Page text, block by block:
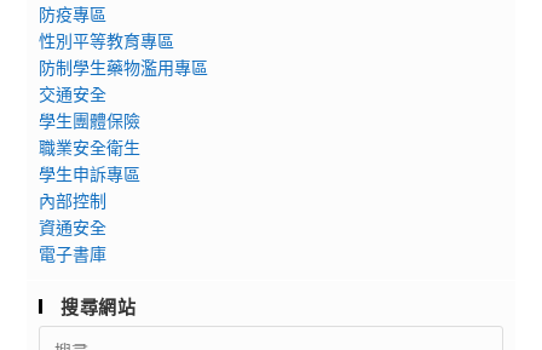
防疫專區
性別平等教育專區
防制學生藥物濫用專區
交通安全
學生團體保險
職業安全衛生
學生申訴專區
內部控制
資通安全
電子書庫
搜尋網站
Search